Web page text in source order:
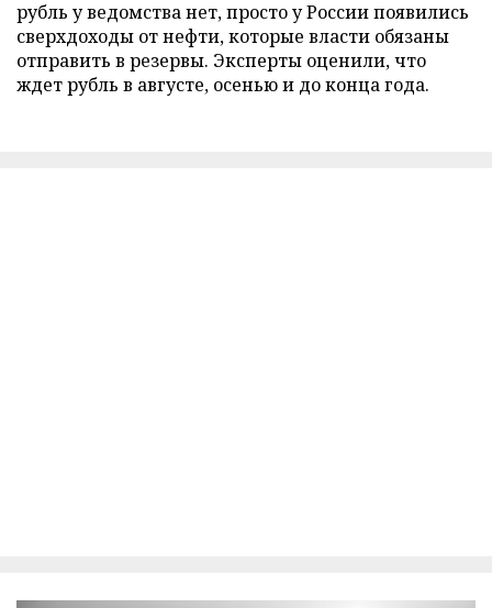
рубль у ведомства нет, просто у России появились
сверхдоходы от нефти, которые власти обязаны
отправить в резервы. Эксперты оценили, что
ждет рубль в августе, осенью и до конца года.